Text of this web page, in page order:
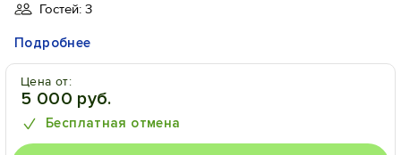
Гостей: 3
Подробнее
Цена от:
5 000 руб.
Бесплатная отмена